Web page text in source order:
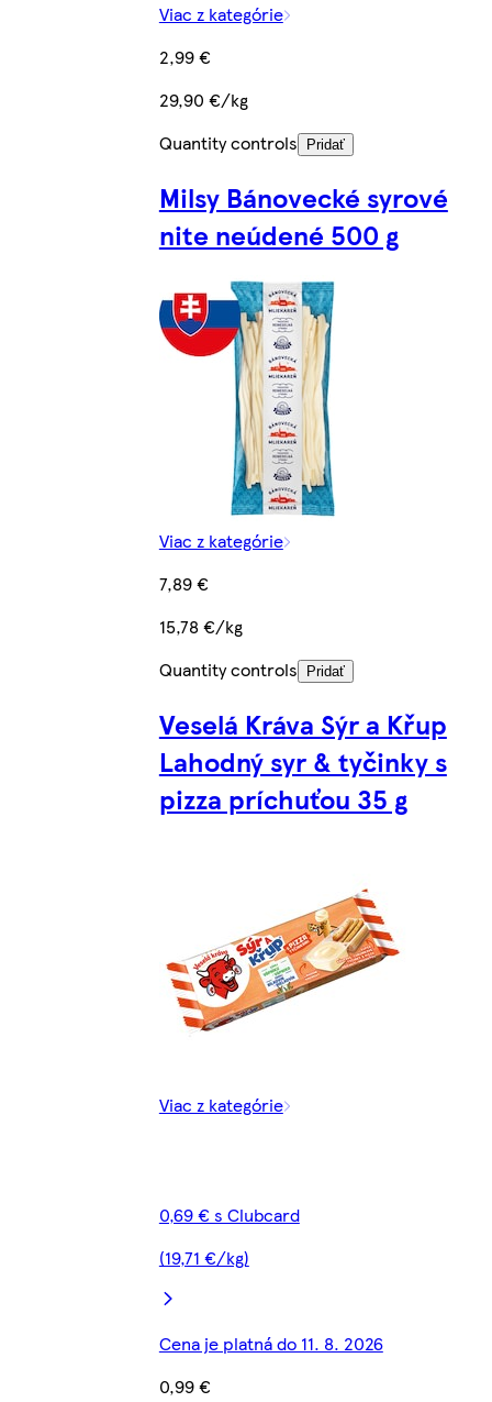
Viac z kategórie
2,99 €
29,90 €/kg
Quantity controls
Pridať
Milsy Bánovecké syrové
nite neúdené 500 g
Viac z kategórie
7,89 €
15,78 €/kg
Quantity controls
Pridať
Veselá Kráva Sýr a Křup
Lahodný syr & tyčinky s
pizza príchuťou 35 g
Viac z kategórie
0,69 € s Clubcard
(19,71 €/kg)
Cena je platná do 11. 8. 2026
0,99 €